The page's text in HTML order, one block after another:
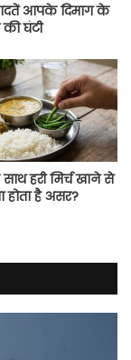
आपके दिमाग के
घंटी
हरी मिर्च खाने से
होता है असर?